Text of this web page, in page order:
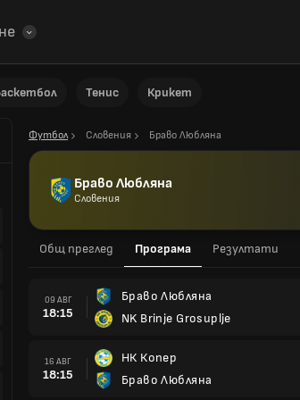
Тенис Крикет
Футбол Словения Браво Любляна
Браво Любляна
Словения
Общ преглед Програма Резултати
09 АВГ
18:15
Браво Любляна
NK Brinje Grosuplje
16 АВГ
18:15
НК Копер
Браво Любляна